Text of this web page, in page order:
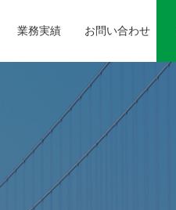
業務実績 お問い合わせ